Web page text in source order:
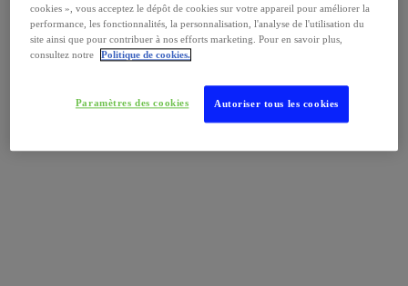
cookies », vous acceptez le dépôt de cookies sur votre appareil pour améliorer la
performance, les fonctionnalités, la personnalisation, l'analyse de l'utilisation du
site ainsi que pour contribuer à nos efforts marketing. Pour en savoir plus,
consultez notre
Politique de cookies.
Paramètres des cookies Autoriser tous les cookies